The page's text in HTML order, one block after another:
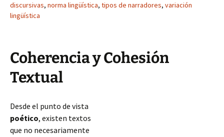
discursivas, norma lingüística, tipos de narradores, variación
lingüística
Coherencia y Cohesión
Textual
Desde el punto de vista
poético, existen textos
que no necesariamente